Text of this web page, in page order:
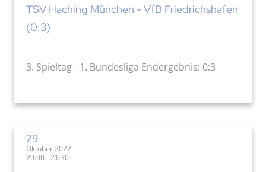
TSV Haching München - VfB Friedrichshafen
(0:3)
3. Spieltag - 1. Bundesliga Endergebnis: 0:3
29
Oktober 2022
20:00 - 21:30